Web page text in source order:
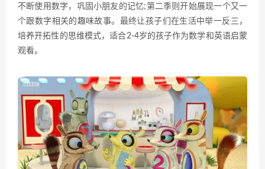
不断使用数字，巩固小朋友的记忆;第二季则开始展现一个又一
个跟数字相关的趣味故事。最终让孩子们在生活中举一反三，
培养开拓性的思维模式，适合2-4岁的孩子作为数学和英语启蒙
观看。